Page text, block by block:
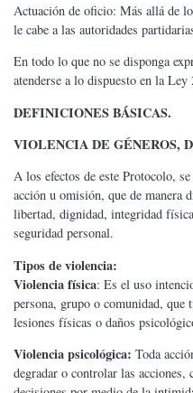
Actuación de oficio: Más allá de
le cabe a las autoridades
En todo lo que no se disponga
atenderse a lo dispuesto en la
DEFINICIONES BÁSICAS.
VIOLENCIA DE GÉNEROS,
A los efectos de este Protocolo,
acción u omisión, que de manera
libertad, dignidad, integridad
seguridad personal.
Tipos de violencia:
Violencia física: Es el uso
persona, grupo o comunidad, que
lesiones físicas o daños
Violencia psicológica: Toda
degradar o controlar las acciones,